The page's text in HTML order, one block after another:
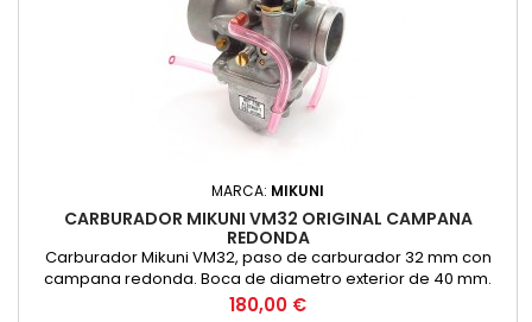
MARCA: MIKUNI
CARBURADOR MIKUNI VM32 ORIGINAL CAMPANA
REDONDA
Carburador Mikuni VM32, paso de carburador 32 mm con
campana redonda. Boca de diametro exterior de 40 mm.
Original Mikuni, no es copia
Precio
180,00 €